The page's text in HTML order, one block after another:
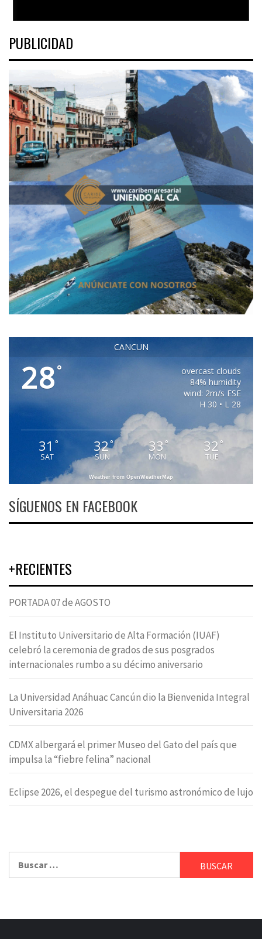
PUBLICIDAD
CANCUN
28°
overcast clouds
84% humidity
wind: 2m/s ESE
H 30 • L 28
31 °
SAT
32°
SUN
33 °
MON
32 °
TUE
Weather from OpenWeatherMap
SÍGUENOS EN FACEBOOK
+RECIENTES
PORTADA 07 de AGOSTO
El Instituto Universitario de Alta Formación (IUAF)
celebró la ceremonia de grados de sus posgrados
internacionales rumbo a su décimo aniversario
La Universidad Anáhuac Cancún dio la Bienvenida Integral
Universitaria 2026
CDMX albergará el primer Museo del Gato del país que
impulsa la “fiebre felina” nacional
Eclipse 2026, el despegue del turismo astronómico de lujo